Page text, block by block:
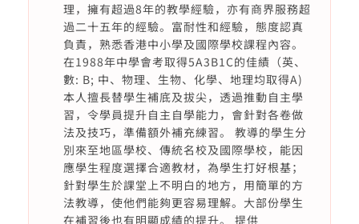
理，擁有超過8年的教學經驗，亦有商界服務超
過二十五年的經驗。富耐性和經驗，態度認真
負責，熟悉香港中小學及國際學校課程內容。
在1988年中學會考取得5A3B1C的佳績（英、
數: B; 中、物理、生物、化學、地理均取得A)
本人擅長替學生補底及拔尖，透過推動自主學
習，令學員提升自主自學能力，會針對各卷做
法及技巧，準備額外補充練習。 教導的學生分
別來至地區學校、傳統名校及國際學校，能因
應學生程度選擇合適教材，為學生打好根基；
針對學生於課堂上不明白的地方，用簡單的方
法教導，使他們能夠更容易理解。大部份學生
在補習後也有明顯成績的提升。 提供